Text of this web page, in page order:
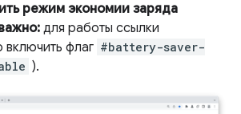
режим экономии заряда
для работы ссылки
флаг #battery-saver-
).